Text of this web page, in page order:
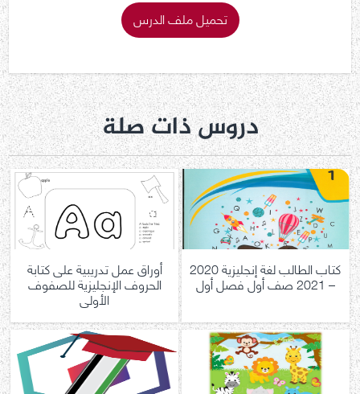
تحميل ملف الدرس
دروس ذات صلة
كتاب الطالب لغة إنجليزية 2020
– 2021 صف أول فصل أول
أوراق عمل تدريبية على كتابة
الحروف الإنجليزية للصفوف
الأولى